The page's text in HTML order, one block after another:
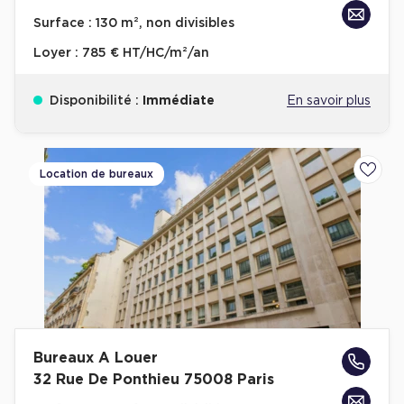
Achat de Bureaux à Rennes
Collections de Bureaux
Immeuble de bureaux avec services
Location bureaux Bellecour - Cordeliers (Lyon)
Haussmanniens
Location d'Entrepôts / Activités
Location d'Entrepôts / Activités à Aix-en-Provence
Surface : 130 m², non divisibles
Loyer : 785 € HT/HC/m²/an
Disponibilité : Immédiate En savoir plus
Location de bureaux
Bureaux A Louer
32 Rue De Ponthieu 75008 Paris